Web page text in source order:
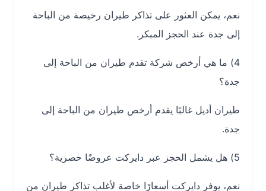
نعم، يمكن العثور على تذاكر طيران رخيصة من الباحة
إلى جدة عند الحجز المبكر.
4) ما هي أرخص شركة تقدم طيران من الباحة إلى
طيران أديل غالبًا يقدم أرخص طيران من الباحة إلى
نعم، يوفر دايركت أسعارًا خاصة لأغلب تذاكر طيران من